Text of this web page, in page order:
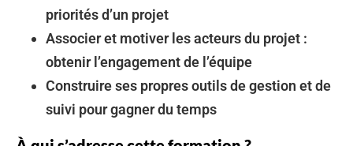
priorités d’un projet
Associer et motiver les acteurs du projet :
obtenir l’engagement de l’équipe
Construire ses propres outils de gestion et de
suivi pour gagner du temps